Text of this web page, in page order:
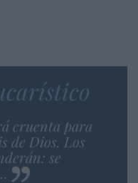
cruenta para
de Dios. Los
se